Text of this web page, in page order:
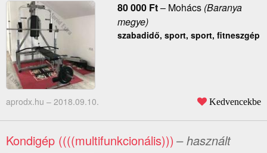
80 000 Ft– Mohács(Baranya
megye)
szabadidő, sport, sport, fitneszgép
aprodx.hu – 2018.09.10. Kedvencekbe
Kondigép ((((multifunkcionális))) – használt